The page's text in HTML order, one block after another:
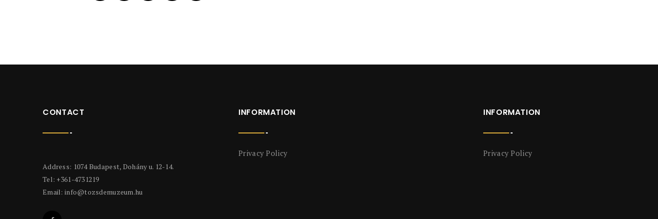
CONTACT
Address: 1074 Budapest, Dohány u. 12-14.
Tel: +361-4731219
Email: info@tozsdemuzeum.hu
INFORMATION
Privacy Policy
INFORMATION
Privacy Policy